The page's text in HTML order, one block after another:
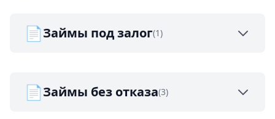
📄Займы под залог(1)
📄Займы без отказа(3)